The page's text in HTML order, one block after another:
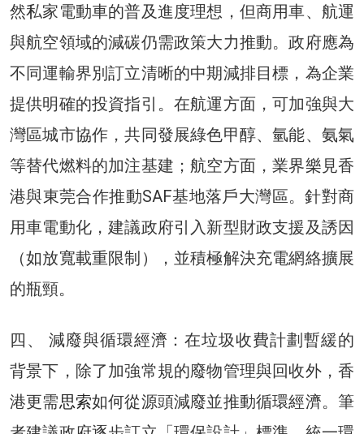
然私家電動車的普及進度理想，但商用車、航運
與航空領域的減碳仍需政策大力推動。政府應為
不同運輸界別訂立清晰的中期減排目標，為企業
提供明確的投資指引。在航運方面，可加強與大
灣區城市協作，共同發展綠色甲醇、氫能、氨氣
等替代燃料的加注基建；航空方面，業界樂見香
港與東莞合作推動SAF基地落戶大灣區。針對商
用車電動化，建議政府引入新型財政支援及誘因
（如放寬載重限制），並積極解決充電網絡擴展
的瓶頸。
四、 減廢與循環經濟：在垃圾收費計劃暫緩的
背景下，除了加強常規的廢物管理與回收外，香
港更需思索如何從源頭減廢並推動循環經濟。筆